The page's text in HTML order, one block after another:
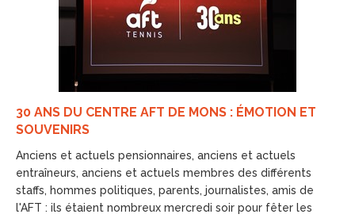
30 ANS DU CENTRE AFT DE MONS : ÉMOTION ET
SOUVENIRS
Anciens et actuels pensionnaires, anciens et actuels
entraîneurs, anciens et actuels membres des différents
staffs, hommes politiques, parents, journalistes, amis de
l'AFT : ils étaient nombreux mercredi soir pour fêter les